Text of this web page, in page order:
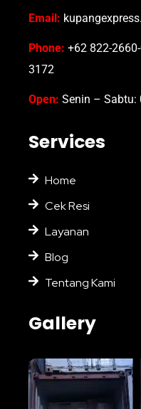
Email:
Phone: +62 822-
3172
Open: Senin – Sabtu:
Services
Home
Cek Resi
Layanan
Blog
Tentang Kami
Gallery